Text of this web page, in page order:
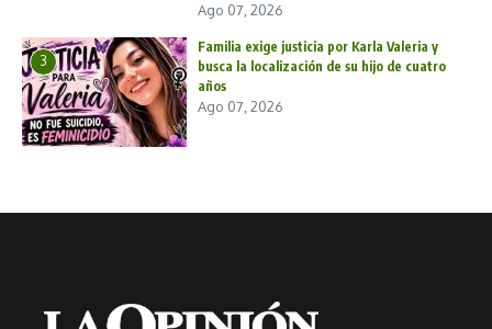
Ago 07, 2026
3
Familia exige justicia por Karla Valeria y
busca la localización de su hijo de cuatro
años
Ago 07, 2026